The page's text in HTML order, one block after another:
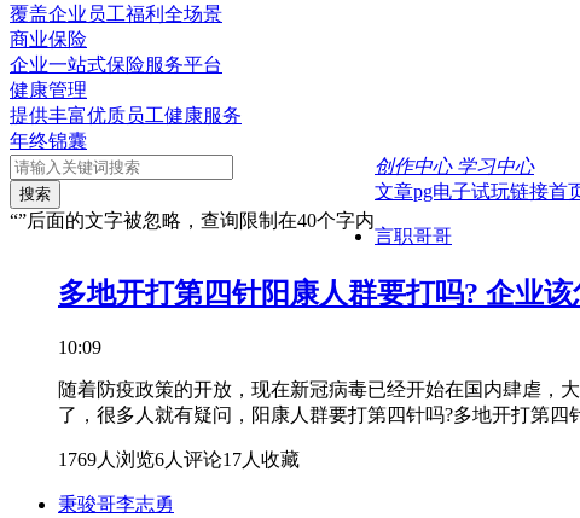
覆盖企业员工福利全场景
商业保险
企业一站式保险服务平台
健康管理
提供丰富优质员工健康服务
年终锦囊
创作中心 学习中心
搜索
“”后面的文字被忽略，查询限制在40个字内
文章pg电子试玩链接首
言职哥哥
多地开打第四针阳康人群要打吗? 企业
10:09
随着防疫政策的开放，现在新冠病毒已经开始在国内肆虐，
了，很多人就有疑问，阳康人群要打第四针吗?多地开打第
1769人浏览6人评论17人收藏
秉骏哥李志勇